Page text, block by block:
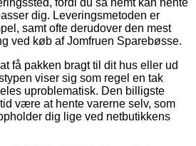
dig. Leveringsmetoden er
samt ofte derudover den mest
ved køb af Jomfruen Sparebøsse.
få pakken bragt til dit hus eller ud
viser sig som regel en tak
uproblematisk. Den billigste
være at hente varerne selv, som
dig lige ved netbutikkens